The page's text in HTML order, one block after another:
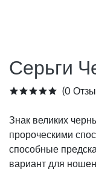
Серьги
(0
Знак великих
пророческими
способные
вариант для